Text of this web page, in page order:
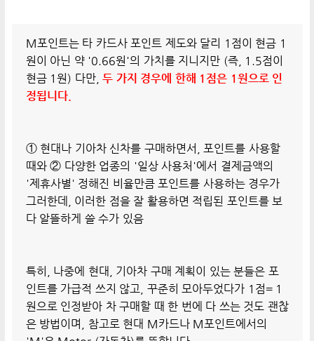
M포인트는 타 카드사 포인트 제도와 달리 1점이 현금 1
원이 아닌 약 '0.66원'의 가치를 지니지만 (즉, 1.5점이
현금 1원) 다만, 두 가지 경우에 한해 1점은 1원으로 인
정됩니다.
① 현대나 기아차 신차를 구매하면서, 포인트를 사용할
때와 ② 다양한 업종의 '일상 사용처'에서 결제금액의
'제휴사별' 정해진 비율만큼 포인트를 사용하는 경우가
그러한데, 이러한 점을 잘 활용하면 적립된 포인트를 보
다 알뜰하게 쓸 수가 있음
특히, 나중에 현대, 기아차 구매 계획이 있는 분들은 포
인트를 가급적 쓰지 않고, 꾸준히 모아두었다가 1점= 1
원으로 인정받아 차 구매할 때 한 번에 다 쓰는 것도 괜찮
은 방법이며, 참고로 현대 M카드나 M포인트에서의